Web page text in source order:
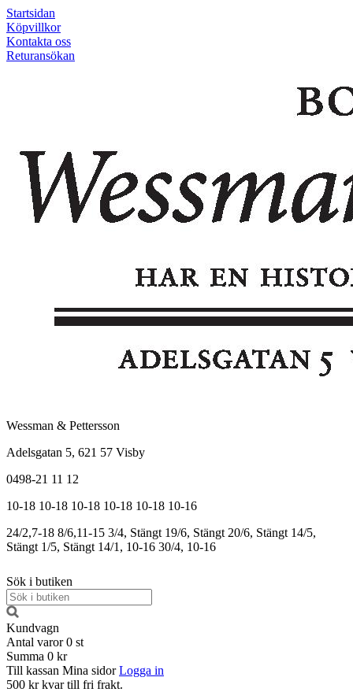
Startsidan
Köpvillkor
Kontakta oss
Returansökan
Wessman & Pettersson
Adelsgatan 5, 621 57 Visby
0498-21 11 12
10-18 10-18 10-18 10-18 10-18 10-16
24/2,7-18 8/6,11-15 3/4, Stängt 19/6, Stängt 20/6, Stängt 14/5,
Stängt 1/5, Stängt 14/1, 10-16 30/4, 10-16
Sök i butiken
Kundvagn
Antal varor 0 st
Summa 0 kr
Till kassan Mina sidor Logga in
500 kr kvar till fri frakt.